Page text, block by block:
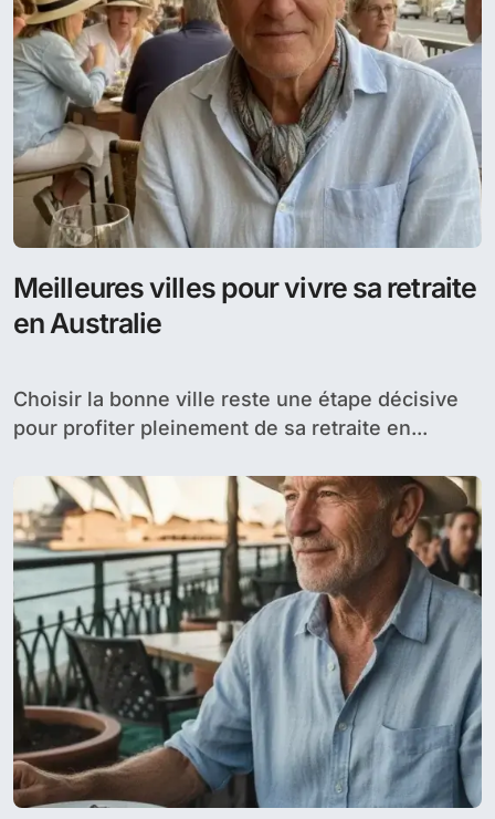
Meilleures villes pour vivre sa retraite
en Australie
Choisir la bonne ville reste une étape décisive
pour profiter pleinement de sa retraite en...